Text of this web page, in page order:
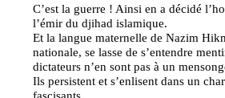
C’est la guerre ! Ainsi en a décidé
l’émir du djihad islamique.
Et la langue maternelle de Nazim
nationale, se lasse de s’entendre
dictateurs n’en sont pas à un
Ils persistent et s’enlisent dans un
fascisants.